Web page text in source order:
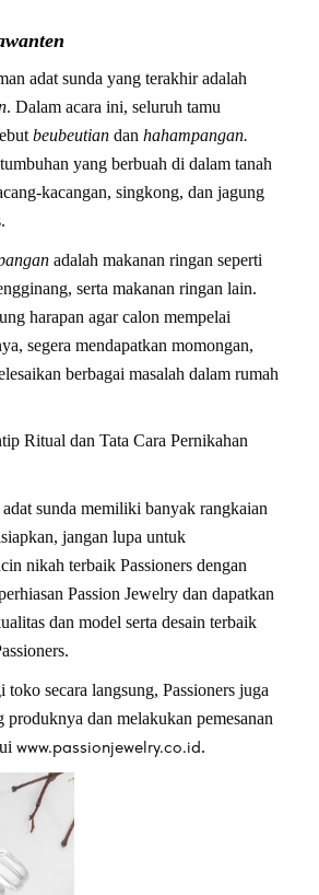
adat sunda yang terakhir adalah
. Dalam acara ini, seluruh tamu
beubeutian dan hahampangan.
yang berbuah di dalam tanah
kacangan, singkong, dan jagung
adalah makanan ringan seperti
serta makanan ringan lain.
harapan agar calon mempelai
segera mendapatkan momongan,
berbagai masalah dalam rumah
Ritual dan Tata Cara Pernikahan
sunda memiliki banyak rangkaian
jangan lupa untuk
nikah terbaik Passioners dengan
Passion Jewelry dan dapatkan
dan model serta desain terbaik
toko secara langsung, Passioners juga
produknya dan melakukan pemesanan
www.passionjewelry.co.id.